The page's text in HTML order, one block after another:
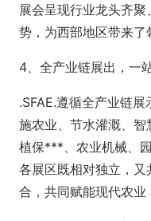
展会呈现行业龙头齐
势，为西部地区带来了
4、全产业链展出，一
.SFAE.遵循全产业链
施农业、节水灌溉、智
植保***、农业机械、
各展区既相对独立，
合，共同赋能现代农业